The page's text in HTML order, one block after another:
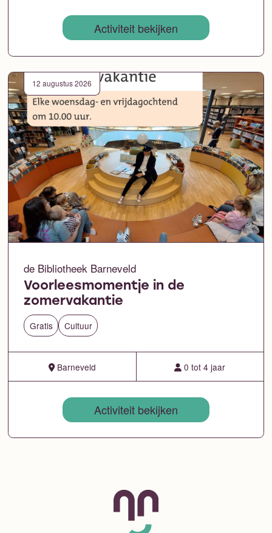
Activiteit bekijken
12 augustus 2026
de Bibliotheek Barneveld
Voorleesmomentje in de
zomervakantie
Gratis Cultuur
Barneveld 0 tot 4 jaar
Activiteit bekijken